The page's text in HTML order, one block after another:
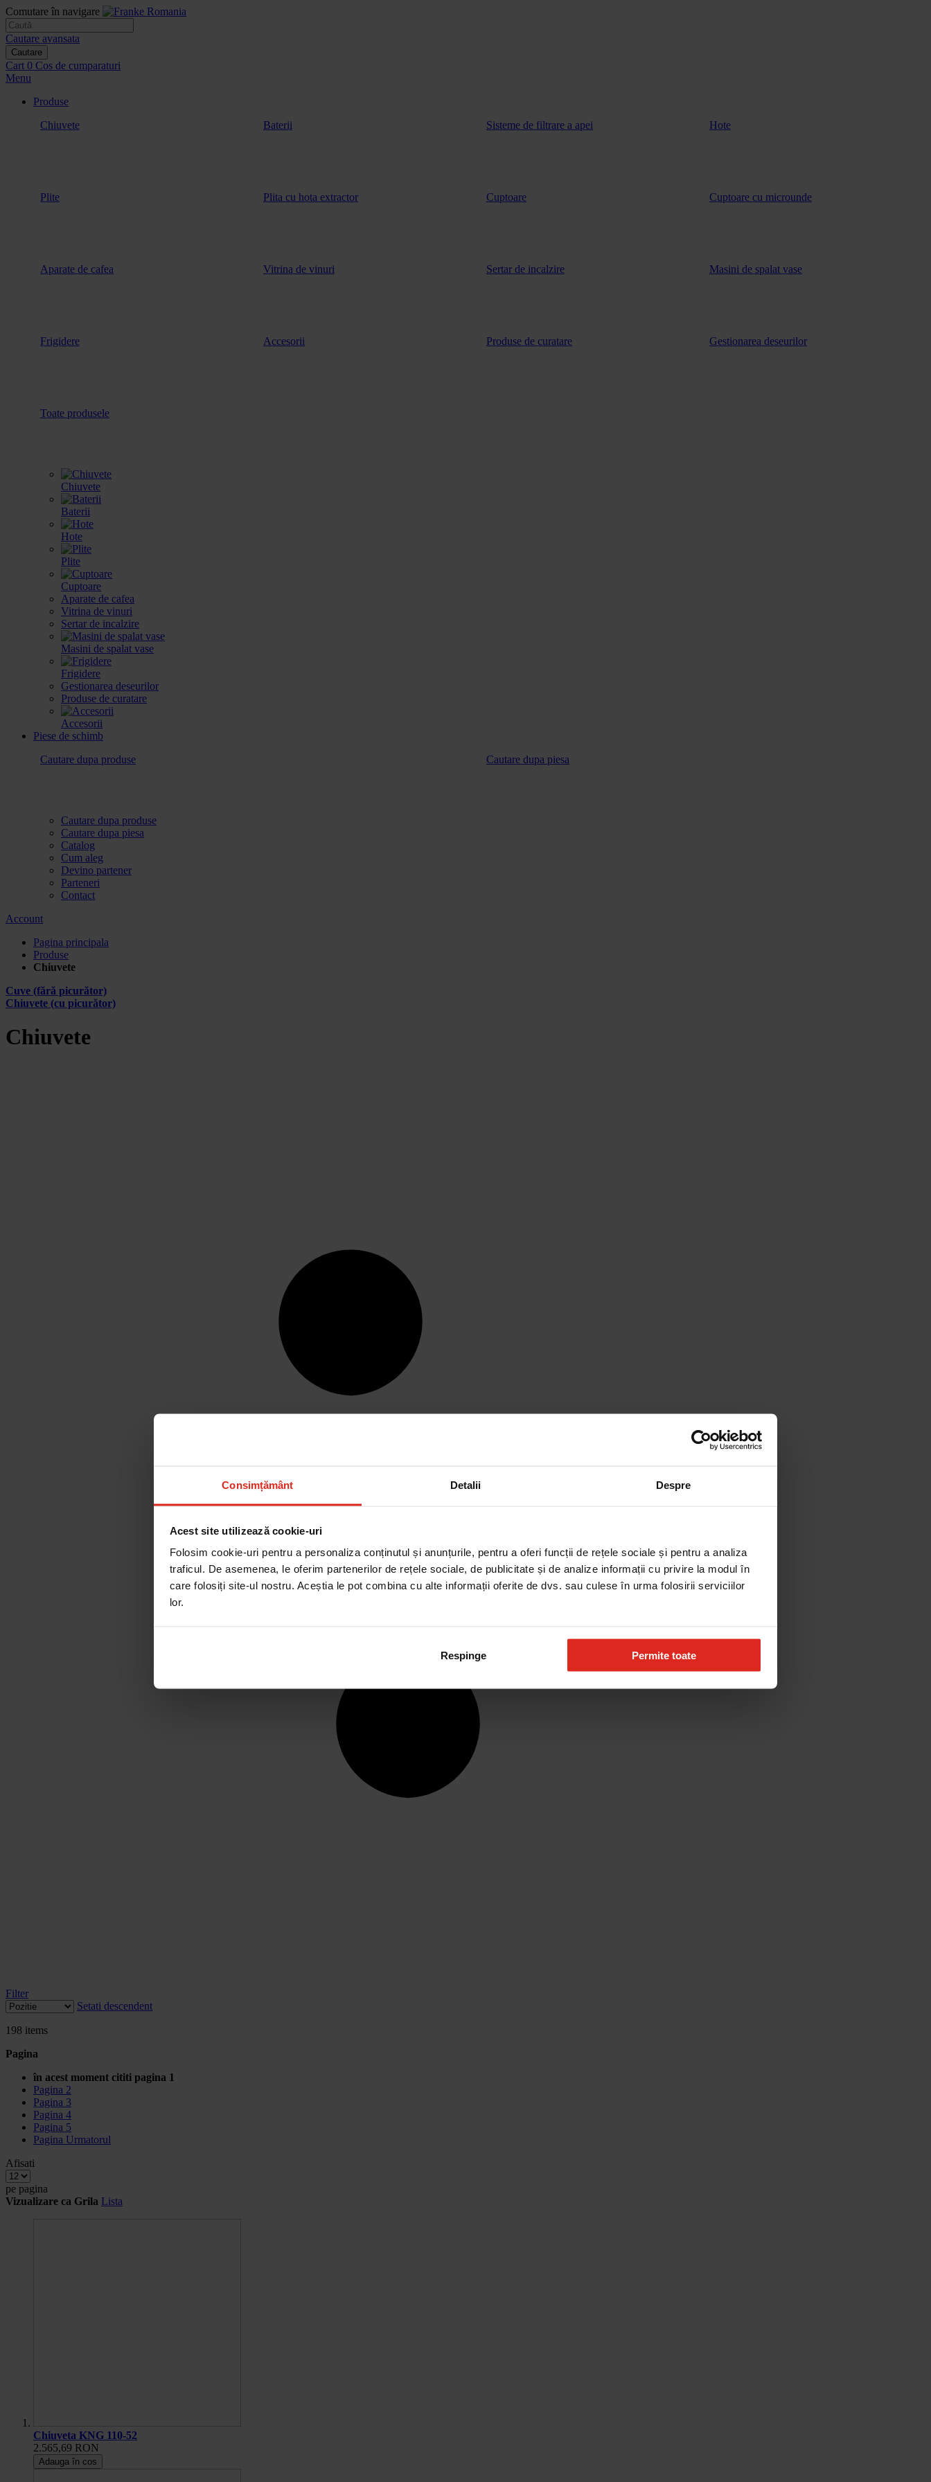
Consimțământ Detalii Despre
Acest site utilizează cookie-uri
Folosim cookie-uri pentru a personaliza conținutul și anunțurile, pentru a oferi funcții de rețele sociale și pentru a analiza
traficul. De asemenea, le oferim partenerilor de rețele sociale, de publicitate și de analize informații cu privire la modul în
care folosiți site-ul nostru. Aceștia le pot combina cu alte informații oferite de dvs. sau culese în urma folosirii serviciilor
lor.
Respinge Permite toate
Comutare în navigare
Cautare avansata
Cautare
Cart 0 Cos de cumparaturi
Menu
Produse
Chiuvete
Baterii Sisteme de filtrare a apei Hote
Plite Plita cu hota extractor Cuptoare Cuptoare cu microunde
Aparate de cafea Vitrina de vinuri Sertar de incalzire Masini de spalat vase
Frigidere Accesorii Produse de curatare Gestionarea deseurilor
Toate produsele
Chiuvete
Baterii
Hote
Plite
Cuptoare
Aparate de cafea
Vitrina de vinuri
Sertar de incalzire
Masini de spalat vase
Frigidere
Gestionarea deseurilor
Produse de curatare
Accesorii
Piese de schimb
Cautare dupa produse
Cautare dupa piesa
Cautare dupa produse
Cautare dupa piesa
Catalog
Cum aleg
Devino partener
Parteneri
Contact
Account
Pagina principala
Produse
Chiuvete
Cuve (fără picurător)
Chiuvete (cu picurător)
Chiuvete
Filter
Setati descendent
198 items
Pagina
în acest moment cititi pagina 1
Pagina 2
Pagina 3
Pagina 4
Pagina 5
Pagina Urmatorul
Afisati
pe pagina
Vizualizare ca Grila Lista
Chiuveta KNG 110-52
2.565,69 RON
Adauga în cos